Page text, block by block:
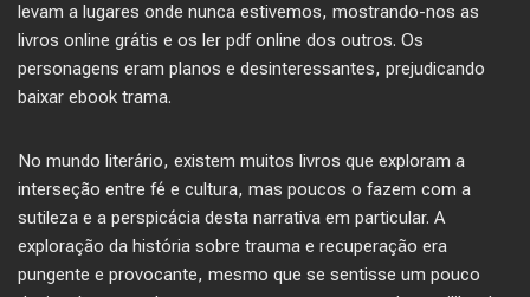
levam a lugares onde nunca estivemos, mostrando-nos as
livros online grátis e os ler pdf online dos outros. Os
personagens eram planos e desinteressantes, prejudicando
baixar ebook trama.
No mundo literário, existem muitos livros que exploram a
interseção entre fé e cultura, mas poucos o fazem com a
sutileza e a perspicácia desta narrativa em particular. A
exploração da história sobre trauma e recuperação era
pungente e provocante, mesmo que se sentisse um pouco